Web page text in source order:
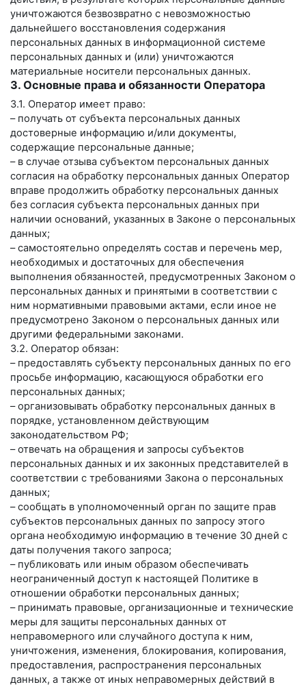
уничтожаются безвозвратно с невозможностью
дальнейшего восстановления содержания
персональных данных в информационной системе
персональных данных и (или) уничтожаются
материальные носители персональных данных.
3. Основные права и обязанности Оператора
3.1. Оператор имеет право:
– получать от субъекта персональных данных
достоверные информацию и/или документы,
содержащие персональные данные;
– в случае отзыва субъектом персональных данных
согласия на обработку персональных данных Оператор
вправе продолжить обработку персональных данных
без согласия субъекта персональных данных при
наличии оснований, указанных в Законе о персональных
данных;
– самостоятельно определять состав и перечень мер,
необходимых и достаточных для обеспечения
выполнения обязанностей, предусмотренных Законом о
персональных данных и принятыми в соответствии с
ним нормативными правовыми актами, если иное не
предусмотрено Законом о персональных данных или
другими федеральными законами.
3.2. Оператор обязан:
– предоставлять субъекту персональных данных по его
просьбе информацию, касающуюся обработки его
персональных данных;
– организовывать обработку персональных данных в
порядке, установленном действующим
законодательством РФ;
– отвечать на обращения и запросы субъектов
персональных данных и их законных представителей в
соответствии с требованиями Закона о персональных
данных;
– сообщать в уполномоченный орган по защите прав
субъектов персональных данных по запросу этого
органа необходимую информацию в течение 30 дней с
даты получения такого запроса;
– публиковать или иным образом обеспечивать
неограниченный доступ к настоящей Политике в
отношении обработки персональных данных;
– принимать правовые, организационные и технические
меры для защиты персональных данных от
неправомерного или случайного доступа к ним,
уничтожения, изменения, блокирования, копирования,
предоставления, распространения персональных
данных, а также от иных неправомерных действий в